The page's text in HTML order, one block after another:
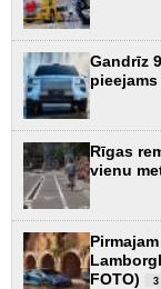
Gandrīz
pieejams
Rīgas
vienu
FOTO)
3